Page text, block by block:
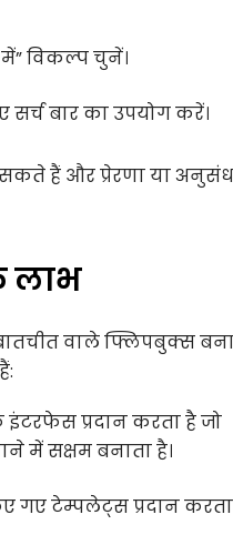
विकल्प चुनें।
सर्च बार का उपयोग करें।
हैं और प्रेरणा या
लाभ
वाले फ्लिपबुक्स
प्रदान करता है जो
में सक्षम बनाता है।
गए टेम्पलेट्स प्रदान